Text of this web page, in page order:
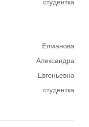
Елманова
Александра
Евгеньевна
студентка